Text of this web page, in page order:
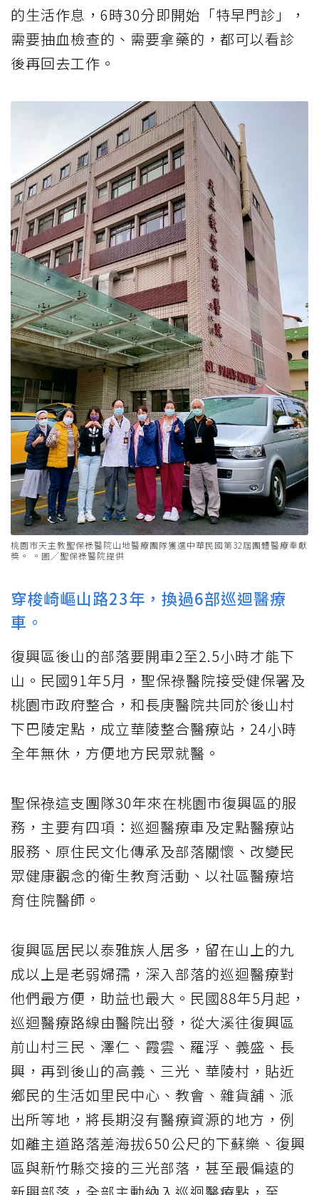
的生活作息，6時30分即開始「特早門診」，
需要抽血檢查的、需要拿藥的，都可以看診
後再回去工作。
桃園市天主教聖保祿醫院山地醫療團隊獲選中華民國第32屆團體醫療奉獻
獎。 。圖╱聖保祿醫院提供
穿梭崎嶇山路23年，換過6部巡迴醫療
車。
復興區後山的部落要開車2至2.5小時才能下
山。民國91年5月，聖保祿醫院接受健保署及
桃園市政府整合，和長庚醫院共同於後山村
下巴陵定點，成立華陵整合醫療站，24小時
全年無休，方便地方民眾就醫。
聖保祿這支團隊30年來在桃園市復興區的服
務，主要有四項：巡迴醫療車及定點醫療站
服務、原住民文化傳承及部落關懷、改變民
眾健康觀念的衛生教育活動、以社區醫療培
育住院醫師。
復興區居民以泰雅族人居多，留在山上的九
成以上是老弱婦孺，深入部落的巡迴醫療對
他們最方便，助益也最大。民國88年5月起，
巡迴醫療路線由醫院出發，從大溪往復興區
前山村三民、澤仁、霞雲、羅浮、義盛、長
興，再到後山的高義、三光、華陵村，貼近
鄉民的生活如里民中心、教會、雜貨舖、派
出所等地，將長期沒有醫療資源的地方，例
如離主道路落差海拔650公尺的下蘇樂、復興
區與新竹縣交接的三光部落，甚至最偏遠的